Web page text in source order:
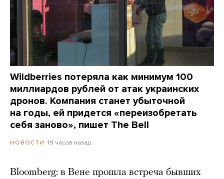
Wildberries потеряла как минимум 100
миллиардов рублей от атак украинских
дронов. Компания станет убыточной
на годы, ей придется «переизобретать
себя заново», пишет The Bell
НОВОСТИ 19 часов назад
Bloomberg: в Вене прошла встреча бывших